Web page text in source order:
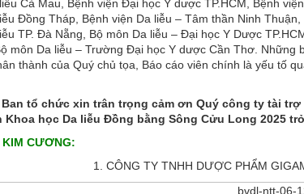
Cà Mau, Bệnh viện Đại học Y dược TP.HCM, Bệnh
Đồng Tháp, Bệnh viện Da liễu – Tâm thần Ninh
TP. Đà Nẵng, Bộ môn Da liễu – Đại học Y Dược
môn Da liễu – Trường Đại học Y dược Cần Thơ. Những
thành của Quý chủ tọa, Báo cáo viên chính là yếu tố
Ban tổ chức xin trân trọng cảm ơn Quý công ty tài
Khoa học Da liễu Đồng bằng Sông Cửu Long 2025
CƯƠNG:
1. CÔNG TY TNHH DƯỢC PHẨM